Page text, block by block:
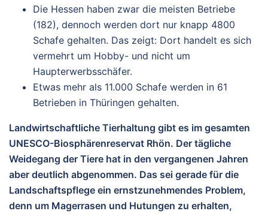
Die Hessen haben zwar die meisten Betriebe
(182), dennoch werden dort nur knapp 4800
Schafe gehalten. Das zeigt: Dort handelt es sich
vermehrt um Hobby- und nicht um
Haupterwerbsschäfer.
Etwas mehr als 11.000 Schafe werden in 61
Betrieben in Thüringen gehalten.
Landwirtschaftliche Tierhaltung gibt es im gesamten
UNESCO-Biosphärenreservat Rhön. Der tägliche
Weidegang der Tiere hat in den vergangenen Jahren
aber deutlich abgenommen. Das sei gerade für die
Landschaftspflege ein ernstzunehmendes Problem,
denn um Magerrasen und Hutungen zu erhalten,